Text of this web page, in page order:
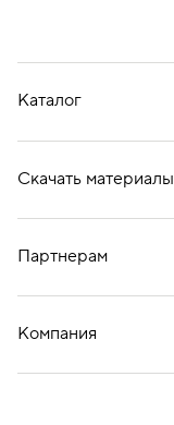
Каталог
Скачать материалы
Партнерам
Компания